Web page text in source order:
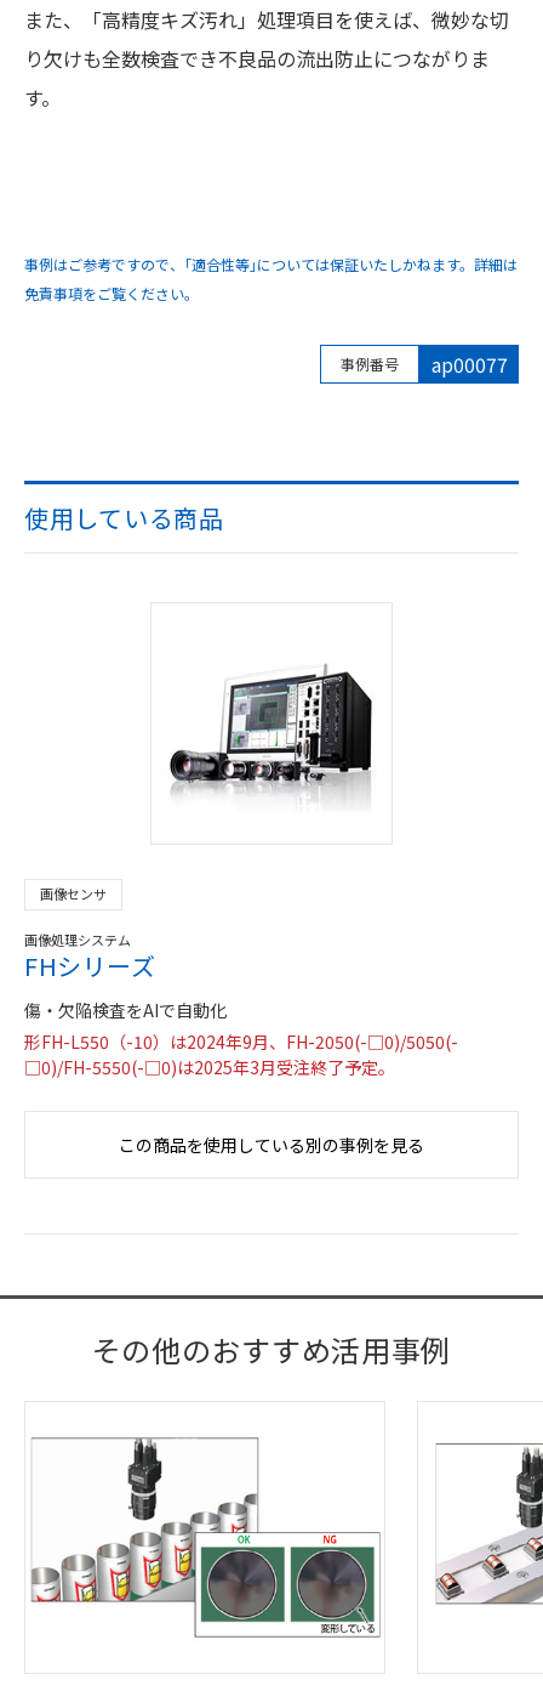
また、「高精度キズ汚れ」処理項目を使えば、微妙な切
り欠けも全数検査でき不良品の流出防止につながりま
す。
事例はご参考ですので、｢適合性等｣については保証いたしかねます。詳細は
免責事項をご覧ください。
事例番号 ap00077
使用している商品
画像処理システム
FHシリーズ
傷・欠陥検査をAIで自動化
形FH-L550（-10）は2024年9月、FH-2050(-□0)/5050(-
□0)/FH-5550(-□0)は2025年3月受注終了予定。
画像センサ
この商品を使用している別の事例を見る
その他のおすすめ活用事例